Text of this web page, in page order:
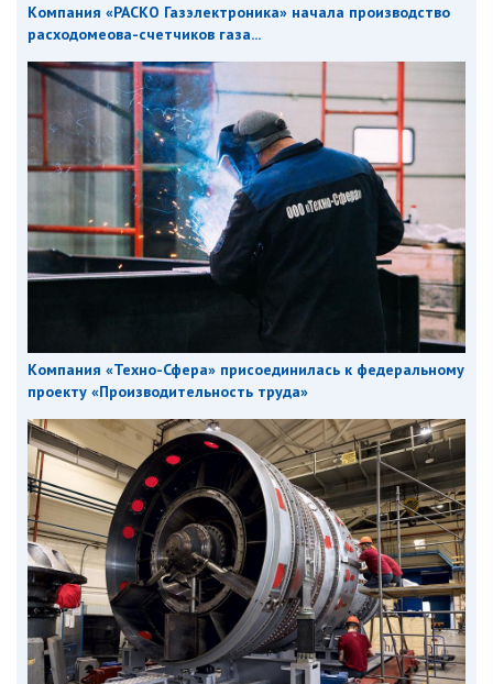
Компания «РАСКО Газэлектроника» начала производство
расходомеова-счетчиков газа...
Компания «Техно-Сфера» присоединилась к федеральному
проекту «Производительность труда»